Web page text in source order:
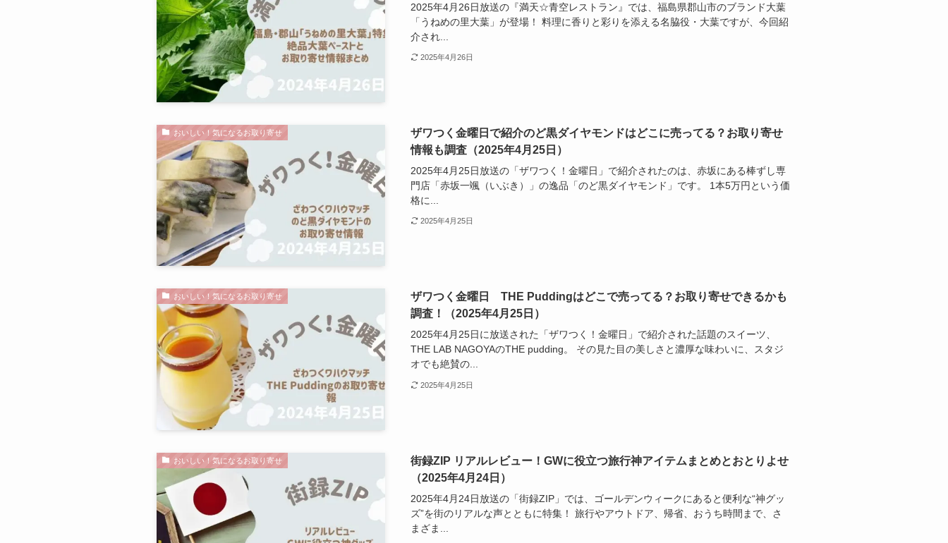
2025年4月26日放送の『満天☆青空レストラン』では、福島県郡山市のブランド大葉
「うねめの里大葉」が登場！ 料理に香りと彩りを添える名脇役・大葉ですが、今回紹
介され...
2025年4月26日
おいしい！気になるお取り寄せ
ザワつく金曜日で紹介のど黒ダイヤモンドはどこに売ってる？お取り寄せ
情報も調査（2025年4月25日）
2025年4月25日放送の「ザワつく！金曜日」で紹介されたのは、赤坂にある棒ずし専
門店「赤坂一颯（いぶき）」の逸品「のど黒ダイヤモンド」です。 1本5万円という価
格に...
2025年4月25日
おいしい！気になるお取り寄せ
ザワつく金曜日 THE Puddingはどこで売ってる？お取り寄せできるかも
調査！（2025年4月25日）
2025年4月25日に放送された「ザワつく！金曜日」で紹介された話題のスイーツ、
THE LAB NAGOYAのTHE pudding。 その見た目の美しさと濃厚な味わいに、スタジ
オでも絶賛の...
2025年4月25日
おいしい！気になるお取り寄せ
街録ZIP リアルレビュー！GWに役立つ旅行神アイテムまとめとおとりよせ
（2025年4月24日）
2025年4月24日放送の「街録ZIP」では、ゴールデンウィークにあると便利な“神グッ
ズ”を街のリアルな声とともに特集！ 旅行やアウトドア、帰省、おうち時間まで、さ
まざま...